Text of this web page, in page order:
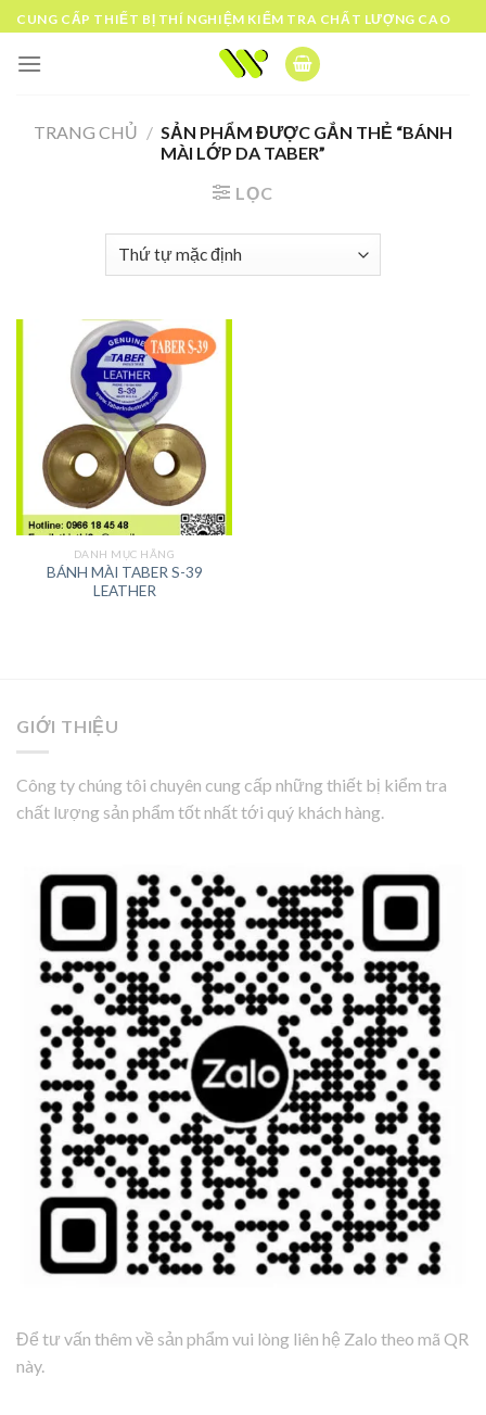
Skip
to
content
CUNG CẤP THIẾT BỊ THÍ NGHIỆM KIỂM TRA CHẤT LƯỢNG CAO
TRANG CHỦ / SẢN PHẨM ĐƯỢC GẮN THẺ “BÁNH
MÀI LỚP DA TABER”
LỌC
DANH MỤC HÃNG
BÁNH MÀI TABER S-39
LEATHER
GIỚI THIỆU
Công ty chúng tôi chuyên cung cấp những thiết bị kiểm tra
chất lượng sản phẩm tốt nhất tới quý khách hàng.
Để tư vấn thêm về sản phẩm vui lòng liên hệ Zalo theo mã QR
này.